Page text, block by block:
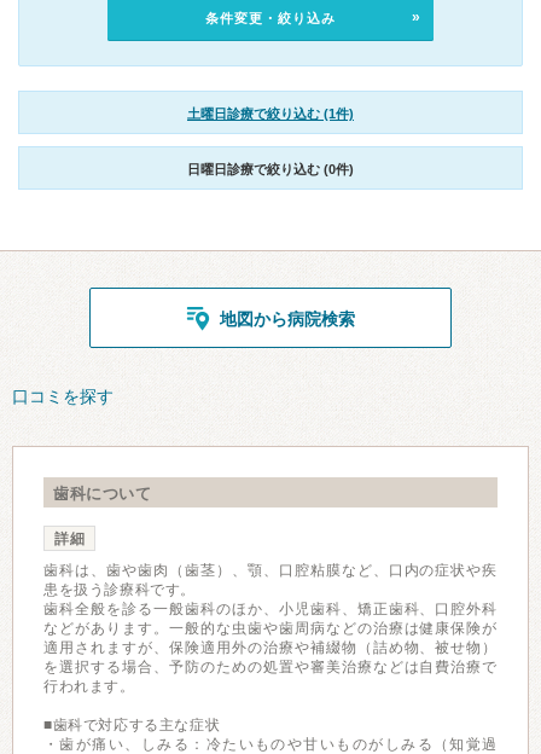
条件変更・絞り込み
土曜日診療で絞り込む (1件)
日曜日診療で絞り込む (0件)
地図から病院検索
口コミを探す
歯科について
詳細
歯科は、歯や歯肉（歯茎）、顎、口腔粘膜など、口内の症状や疾
患を扱う診療科です。
歯科全般を診る一般歯科のほか、小児歯科、矯正歯科、口腔外科
などがあります。一般的な虫歯や歯周病などの治療は健康保険が
適用されますが、保険適用外の治療や補綴物（詰め物、被せ物）
を選択する場合、予防のための処置や審美治療などは自費治療で
行われます。
■歯科で対応する主な症状
・歯が痛い、しみる：冷たいものや甘いものがしみる（知覚過